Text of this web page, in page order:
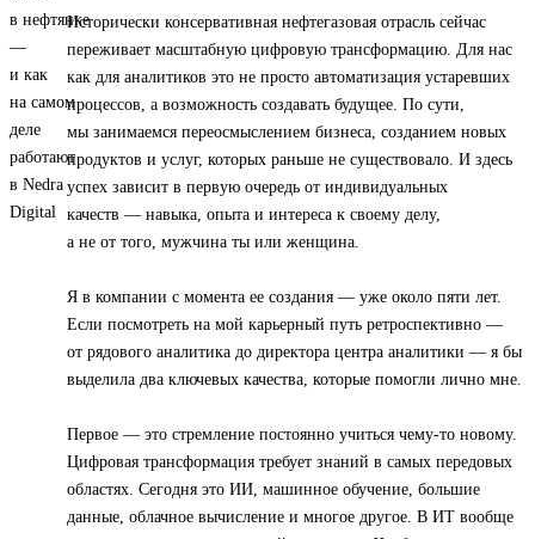
Исторически консервативная нефтегазовая отрасль сейчас
переживает масштабную цифровую трансформацию. Для нас
как для аналитиков это не просто автоматизация устаревших
процессов, а возможность создавать будущее. По сути,
мы занимаемся переосмыслением бизнеса, созданием новых
продуктов и услуг, которых раньше не существовало. И здесь
успех зависит в первую очередь от индивидуальных
качеств — навыка, опыта и интереса к своему делу,
а не от того, мужчина ты или женщина.
Я в компании с момента ее создания — уже около пяти лет.
Если посмотреть на мой карьерный путь ретроспективно —
от рядового аналитика до директора центра аналитики — я бы
выделила два ключевых качества, которые помогли лично мне.
Первое — это стремление постоянно учиться чему-то новому.
Цифровая трансформация требует знаний в самых передовых
областях. Сегодня это ИИ, машинное обучение, большие
данные, облачное вычисление и многое другое. В ИТ вообще